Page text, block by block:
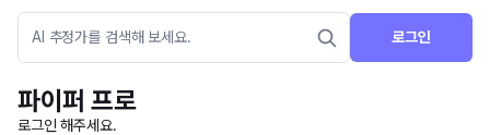
로그인
파이퍼 프로
로그인 해주세요.